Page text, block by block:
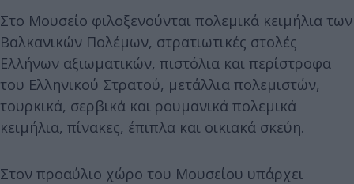
Στο Μουσείο φιλοξενούνται πολεμικά κειμήλια των
Βαλκανικών Πολέμων, στρατιωτικές στολές
Ελλήνων αξιωματικών, πιστόλια και περίστροφα
του Ελληνικού Στρατού, μετάλλια πολεμιστών,
τουρκικά, σερβικά και ρουμανικά πολεμικά
κειμήλια, πίνακες, έπιπλα και οικιακά σκεύη.
Στον προαύλιο χώρο του Μουσείου υπάρχει